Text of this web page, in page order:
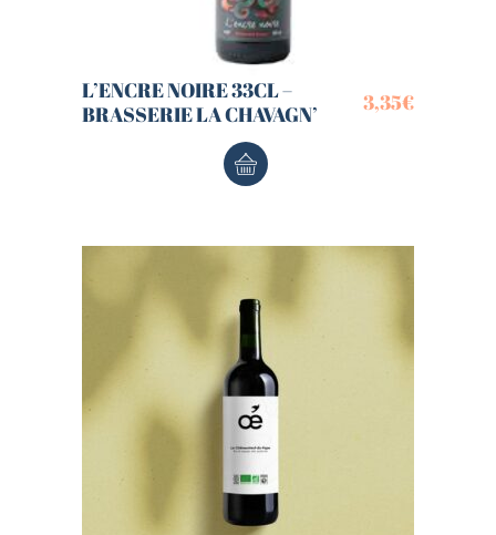
L’ENCRE NOIRE 33CL –
BRASSERIE LA CHAVAGN’
3,35€